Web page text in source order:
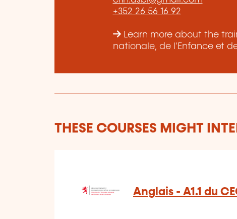
+352 26 56 16 92
Learn more about the
nationale, de l'Enfance et
THESE COURSES MIGHT
Anglais - A1.1 du